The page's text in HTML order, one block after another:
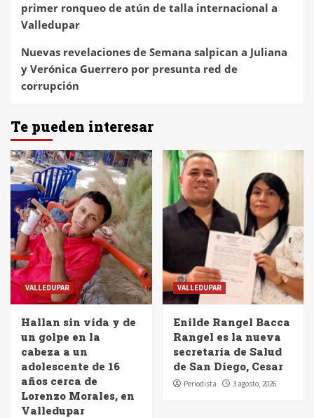
primer ronqueo de atún de talla internacional a
Valledupar
Nuevas revelaciones de Semana salpican a Juliana
y Verónica Guerrero por presunta red de
corrupción
Te pueden interesar
VALLEDUPAR
Hallan sin vida y de
un golpe en la
cabeza a un
adolescente de 16
años cerca de
Lorenzo Morales, en
Valledupar
VALLEDUPAR
Enilde Rangel Bacca
Rangel es la nueva
secretaria de Salud
de San Diego, Cesar
Periodista 3 agosto, 2026